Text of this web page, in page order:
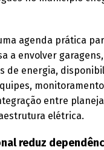
agenda prática
a envolver
de energia,
entre
elétrica.
reduz